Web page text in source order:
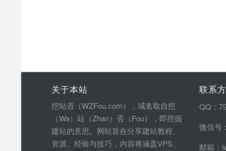
关于本站
挖站否（WZFou.com），域名取自挖
（Wa）站（Zhan）否（Fou），即挖掘
建站的意思。网站旨在分享建站教程、
资源、经验与技巧，内容将涵盖VPS、
联系
QQ：
微信号
邮箱：